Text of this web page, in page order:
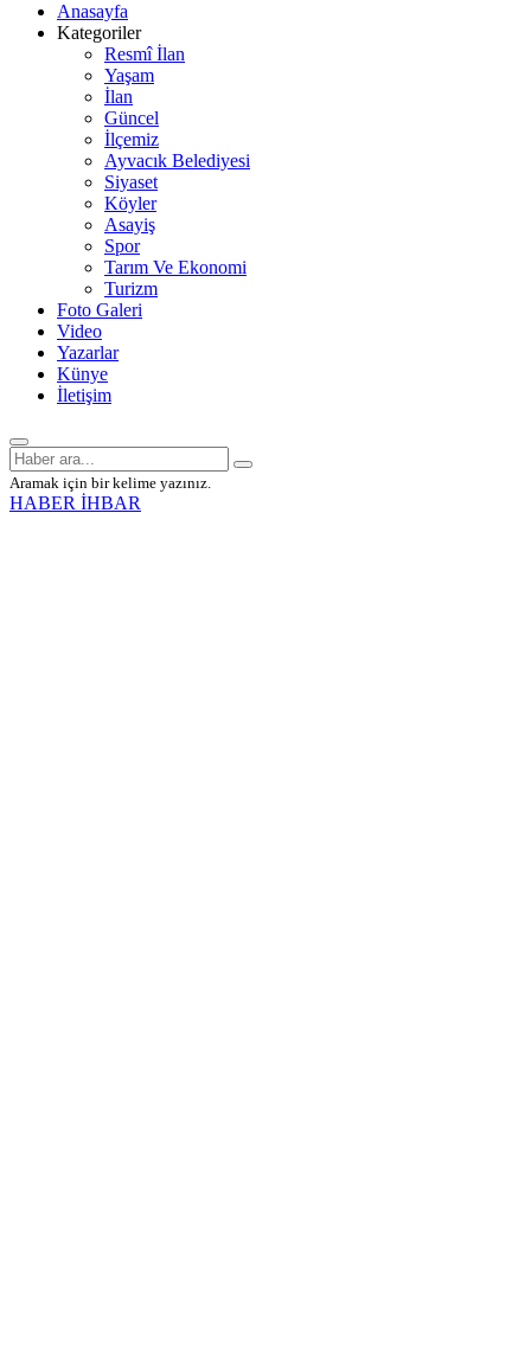
Anasayfa
Kategoriler
Resmî İlan
Yaşam
İlan
Güncel
İlçemiz
Ayvacık Belediyesi
Siyaset
Köyler
Asayiş
Spor
Tarım Ve Ekonomi
Turizm
Foto Galeri
Video
Yazarlar
Künye
İletişim
Aramak için bir kelime yazınız.
HABER İHBAR